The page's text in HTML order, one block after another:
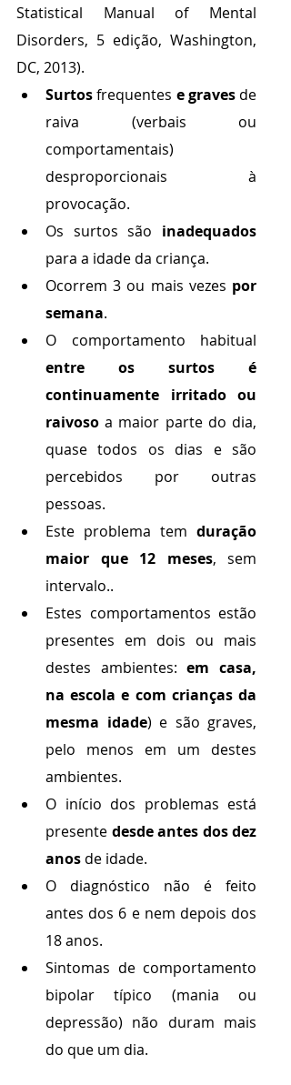
Statistical Manual of Mental
Disorders, 5 edição, Washington,
DC, 2013).
Surtos frequentes e graves de
raiva (verbais ou
comportamentais)
desproporcionais à
provocação.
Os surtos são inadequados
para a idade da criança.
Ocorrem 3 ou mais vezes por
semana.
entre os surtos é
continuamente irritado ou
raivoso a maior parte do dia,
quase todos os dias e são
percebidos por outras
pessoas.
Este problema tem duração
maior que 12 meses, sem
intervalo..
Estes comportamentos estão
presentes em dois ou mais
destes ambientes: em casa,
na escola e com crianças da
mesma idade) e são graves,
pelo menos em um destes
ambientes.
O início dos problemas está
presente desde antes dos dez
anos de idade.
O diagnóstico não é feito
antes dos 6 e nem depois dos
18 anos.
Sintomas de comportamento
bipolar típico (mania ou
depressão) não duram mais
do que um dia.